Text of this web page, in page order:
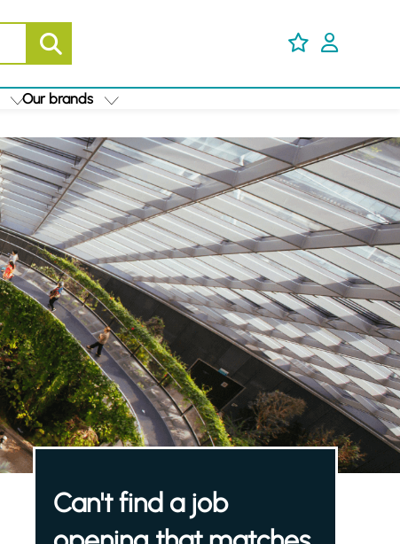
Our brands
Can't find a job